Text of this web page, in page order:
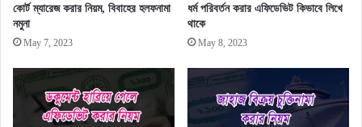
কোর্ট ম্যারেজ করার নিয়ম, বিবাহের হলফনামা
নমুনা
May 7, 2023
ধর্ম পরিবর্তন করার এফিডেভিট কিভাবে লিখে
থাকে
May 8, 2023